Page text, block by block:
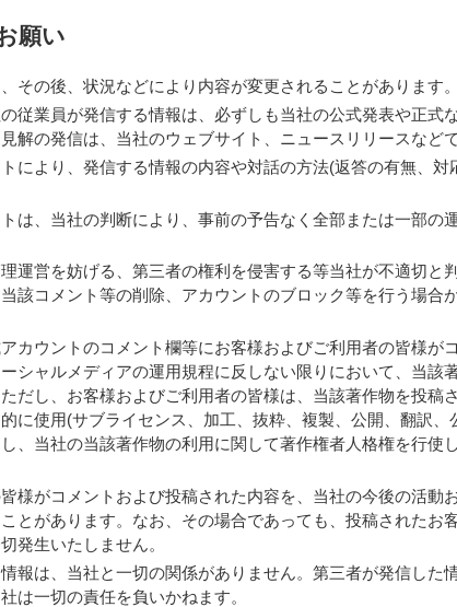
願い
その後、状況などにより内容が変更されることがあります。
従業員が発信する情報は、必ずしも当社の公式発表や正式
解の発信は、当社のウェブサイト、ニュースリリースなど
により、発信する情報の内容や対話の方法(返答の有無、対
は、当社の判断により、事前の予告なく全部または一部の
運営を妨げる、第三者の権利を侵害する等当社が不適切と
該コメント等の削除、アカウントのブロック等を行う場合
カウントのコメント欄等にお客様およびご利用者の皆様が
シャルメディアの運用規程に反しない限りにおいて、当該
だし、お客様およびご利用者の皆様は、当該著作物を投稿
に使用(サブライセンス、加工、抜粋、複製、公開、翻訳
、当社の当該著作物の利用に関して著作権者人格権を行使
様がコメントおよび投稿された内容を、当社の今後の活動
とがあります。なお、その場合であっても、投稿されたお
発生いたしません。
報は、当社と一切の関係がありません。第三者が発信した
は一切の責任を負いかねます。